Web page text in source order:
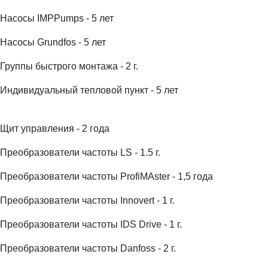
Насосы IMPPumps - 5 лет
Насосы Grundfos - 5 лет
Группы быстрого монтажа - 2 г.
Индивидуальный тепловой пункт - 5 лет
Щит управления - 2 года
Преобразователи частоты LS - 1.5 г.
Преобразователи частоты ProfiMAster - 1,5 года
Преобразователи частоты Innovert - 1 г.
Преобразователи частоты IDS Drive - 1 г.
Преобразователи частоты Danfoss - 2 г.